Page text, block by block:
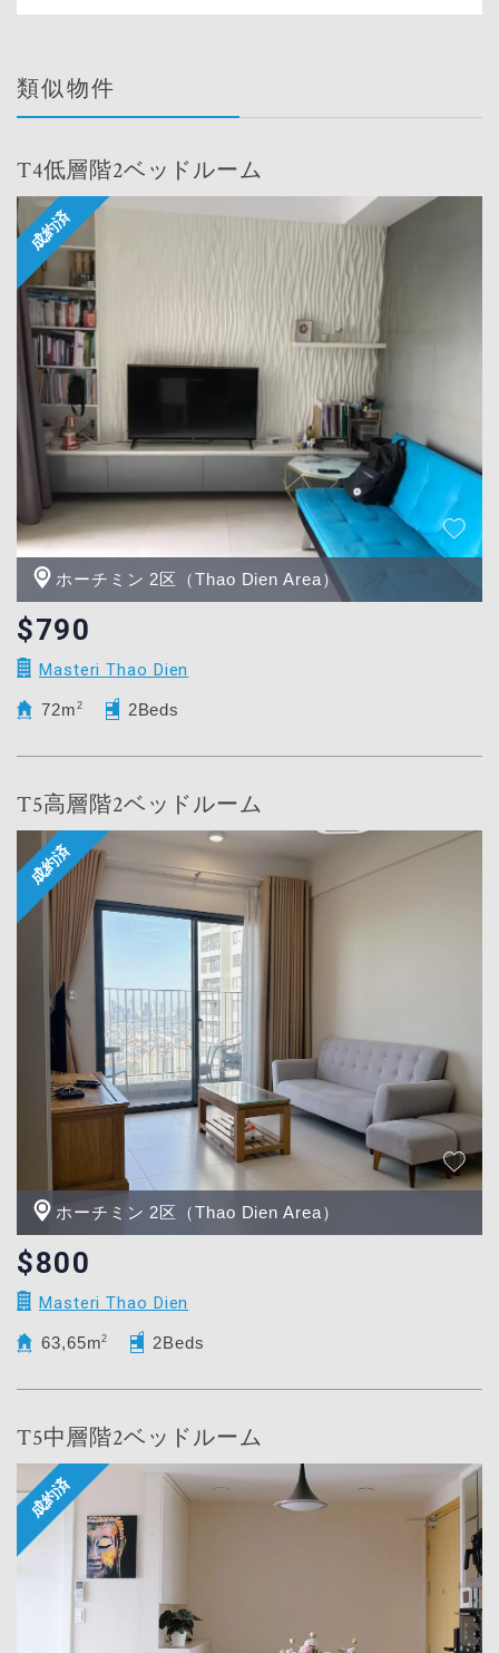
類似物件
T4低層階2ベッドルーム
ホーチミン 2区（Thao Dien Area）
$790
Masteri Thao Dien
72m 2 2Beds
T5高層階2ベッドルーム
ホーチミン 2区（Thao Dien Area）
$800
Masteri Thao Dien
63,65m2 2Beds
T5中層階2ベッドルーム